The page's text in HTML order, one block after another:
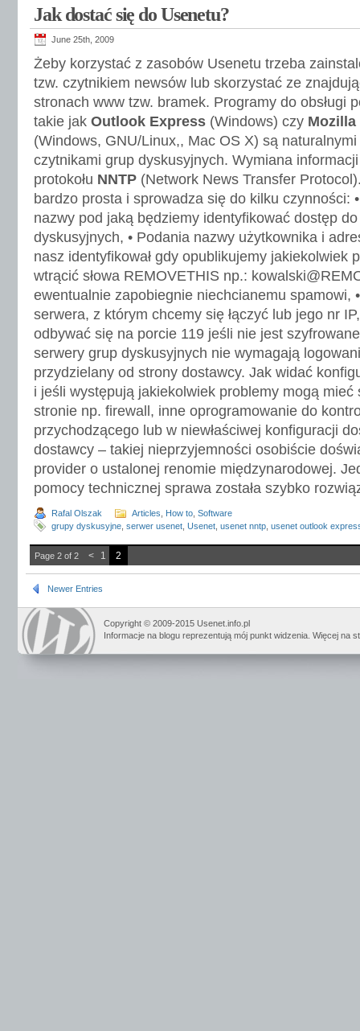
Jak dostać się do Usenetu?
June 25th, 2009
Żeby korzystać z zasobów Usenetu trzeba
tzw. czytnikiem newsów lub skorzystać ze
stronach www tzw. bramek. Programy do obsługi
takie jak Outlook Express (Windows) czy
(Windows, GNU/Linux,, Mac OS X) są
czytnikami grup dyskusyjnych. Wymiana
protokołu NNTP (Network News Transfer
bardzo prosta i sprowadza się do kilku czynności:
nazwy pod jaką będziemy identyfikować dostęp
dyskusyjnych, • Podania nazwy użytkownika i
nasz identyfikował gdy opublikujemy jakiekolwiek
wtrącić słowa REMOVETHIS np.:
ewentualnie zapobiegnie niechcianemu spamowi,
serwera, z którym chcemy się łączyć lub jego nr
odbywać się na porcie 119 jeśli nie jest
serwery grup dyskusyjnych nie wymagają
przydzielany od strony dostawcy. Jak widać
i jeśli występują jakiekolwiek problemy mogą mieć
stronie np. firewall, inne oprogramowanie do
przychodzącego lub w niewłaściwej konfiguracji
dostawcy – takiej nieprzyjemności osobiście
provider o ustalonej renomie międzynarodowej.
pomocy technicznej sprawa została szybko
Rafal Olszak Articles How to Software
grupy dyskusyjne serwer usenet Usenet usenet nntp usenet outlook
Page 2 of 2 < 1 2
Newer Entries
Copyright © 2009-2015 Usenet.info.pl
Informacje na blogu reprezentują mój punkt widzenia. Więcej na